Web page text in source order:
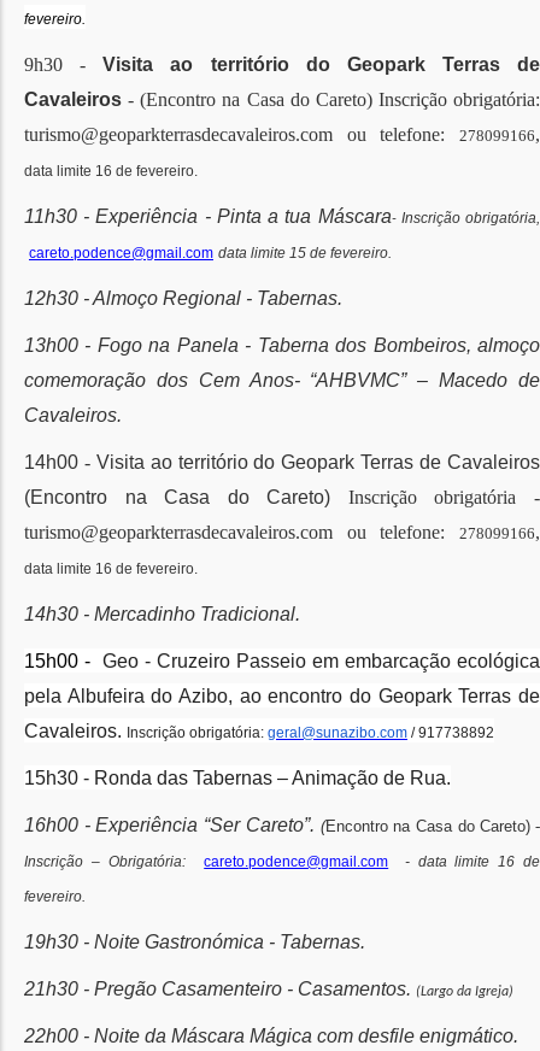
fevereiro.
9h30 -Visita ao território do Geopark Terras de
Cavaleiros - (Encontro na Casa do Careto) Inscrição obrigatória:
turismo@geoparkterrasdecavaleiros.com ou telefone: 278099166,
data limite 16 de fevereiro.
11h30 - Experiência - Pinta a tua Máscara- Inscrição obrigatória,
careto.podence@gmail.com data limite 15 de fevereiro.
12h30 - Almoço Regional - Tabernas.
13h00 - Fogo na Panela - Taberna dos Bombeiros, almoço
comemoração dos Cem Anos- “AHBVMC” – Macedo de
Cavaleiros.
14h00 - Visita ao território do Geopark Terras de Cavaleiros
(Encontro na Casa do Careto) Inscrição obrigatória -
turismo@geoparkterrasdecavaleiros.com ou telefone: 278099166,
data limite 16 de fevereiro.
14h30 - Mercadinho Tradicional.
15h00 - Geo - Cruzeiro Passeio em embarcação ecológica
pela Albufeira do Azibo, ao encontro do Geopark Terras de
Cavaleiros. Inscrição obrigatória: geral@sunazibo.com / 917738892
15h30 - Ronda das Tabernas – Animação de Rua.
16h00 - Experiência “Ser Careto”. (Encontro na Casa do Careto) -
Inscrição – Obrigatória: careto.podence@gmail.com - data limite 16 de
fevereiro.
19h30 - Noite Gastronómica - Tabernas.
21h30 - Pregão Casamenteiro - Casamentos. (Largo da Igreja)
22h00 - Noite da Máscara Mágica com desfile enigmático.